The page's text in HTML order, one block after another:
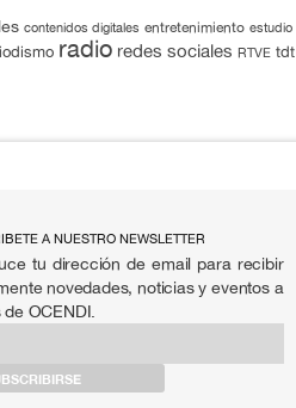
contenidos digitales entretenimiento estudio
radio redes sociales RTVE tdt
A NUESTRO NEWSLETTER
tu dirección de email para recibir
novedades, noticias y eventos a
OCENDI.